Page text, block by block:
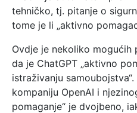
tehničko, tj. pitanje o
tome je li „aktivno
Ovdje je nekoliko
da je ChatGPT „aktivno
istraživanju samoubojstva“.
kompaniju OpenAI i
pomaganje“ je dvojbeno,